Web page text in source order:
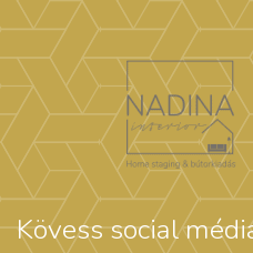
Kövess social